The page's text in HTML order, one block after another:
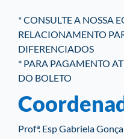
* CONSULTE A NOSSA
RELACIONAMENTO
DIFERENCIADOS
* PARA PAGAMENTO
DO BOLETO
Profª. Esp Gabriela